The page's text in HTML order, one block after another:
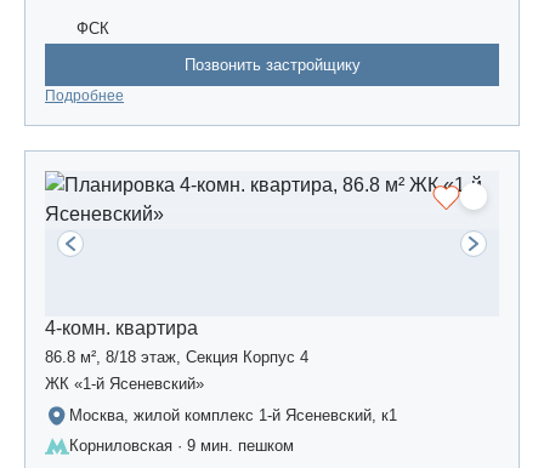
ФСК
Позвонить застройщику
Подробнее
4-комн. квартира
86.8 м², 8/18 этаж, Секция Корпус 4
ЖК «1-й Ясеневский»
Москва, жилой комплекс 1-й Ясеневский, к1
Корниловская · 9 мин. пешком